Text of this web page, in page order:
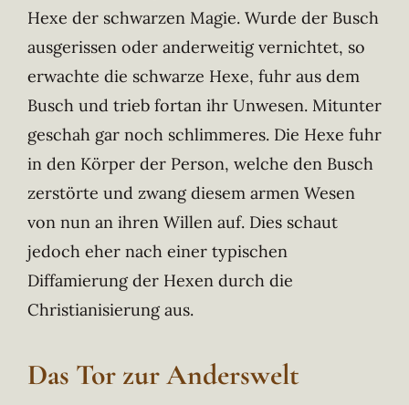
Hexe der schwarzen Magie. Wurde der Busch
ausgerissen oder anderweitig vernichtet, so
erwachte die schwarze Hexe, fuhr aus dem
Busch und trieb fortan ihr Unwesen. Mitunter
geschah gar noch schlimmeres. Die Hexe fuhr
in den Körper der Person, welche den Busch
zerstörte und zwang diesem armen Wesen
von nun an ihren Willen auf. Dies schaut
jedoch eher nach einer typischen
Diffamierung der Hexen durch die
Christianisierung aus.
Das Tor zur Anderswelt